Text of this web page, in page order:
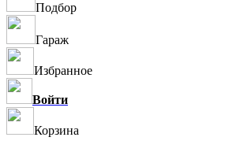
Подбор
Гараж
Избранное
Войти
Корзина